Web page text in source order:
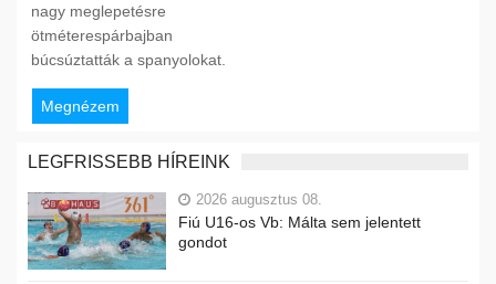
nagy meglepetésre
ötméterespárbajban
búcsúztatták a spanyolokat.
Megnézem
LEGFRISSEBB HÍREINK
2026 augusztus 08.
Fiú U16-os Vb: Málta sem jelentett
gondot